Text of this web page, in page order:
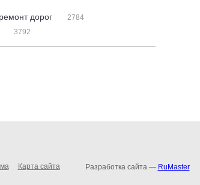
дорог
2784
3792
Карта сайта Разработка сайта — RuMaster